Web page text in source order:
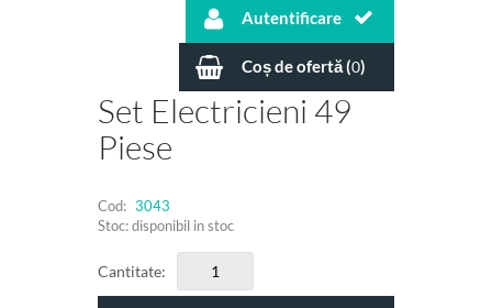
Autentificare
Coș de ofertă (0)
Set Electricieni 49
Piese
Cod: 3043
Stoc: disponibil in stoc
Cantitate: